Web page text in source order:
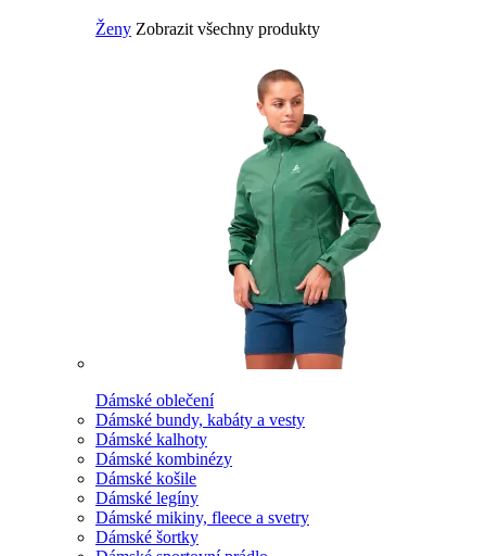
Ženy Zobrazit všechny produkty
Dámské oblečení
Dámské bundy, kabáty a vesty
Dámské kalhoty
Dámské kombinézy
Dámské košile
Dámské legíny
Dámské mikiny, fleece a svetry
Dámské šortky